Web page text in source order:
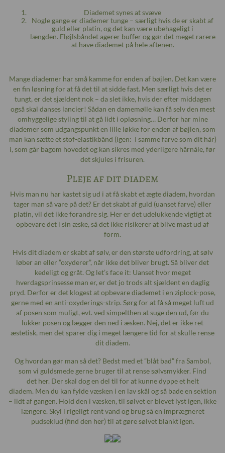
Diademet synes at svæve
Nogle gange er diademer tunge – særligt hvis de er skabt af
guld eller platin, og det kan være ubehageligt i
længden. Fløjlsbåndet agerer buffer og gør det meget rarere
at have diademet på hele aftenen.
Mange diademer har små kamme for enden af bøjlen. Det kan være
en fin løsning for at få det til at sidde fast. Men særligt hvis det er
tungt, er det sjældent nok – da slet ikke, hvis der efter middagen
også skal danses lancier! Sådan en damemølle kan få selv den mest
omhyggelige styling til at gå lidt i opløsning… Derfor har mine
diademer som udgangspunkt en lille løkke for enden af bøjlen, som
man kan sætte et stof-elastikbånd (igen: I samme farve som dit hår)
i, som går bagom hovedet og kan sikres med yderligere hårnåle, før
det skjules i frisuren.
Pleje af dit diadem
Hvis man nu har kastet sig ud i at få skabt et ægte diadem, hvordan
tager man så vare på det? Er det skabt af guld (uanset farve) eller
platin, vil det ikke forandre sig. Her er det udelukkende vigtigt at
opbevare det i sin æske, så det ikke risikerer at blive mast ud af
form.
Hvis dit diadem er skabt af sølv, er den største udfordring, at sølv
løber an eller ”oxyderer”, når ikke det bliver brugt. Så bliver det
kedeligt og gråt. Og let’s face it: Uanset hvor meget
hverdagsprinsesse man er, er det jo trods alt sjældent en daglig
pryd. Derfor er det klogest at opbevare diademet i en ziplock-pose,
gerne med en anti-oxyderings-strip. Sørg for at få så meget luft ud
af posen som muligt, evt. ved simpelthen at suge den ud, før du
lukker posen og lægger den ned i æsken. Nej, det er ikke ret
æstetisk, men det sparer dig i meget længere tid for at skulle rense
dit diadem.
Og hvordan gør man så det? Bedst med et ”blåt bad” fra Sambol,
som vi guldsmede gerne bruger til at rense sølvsmykker. Find
det her. Der skal dog en del til for at kunne dyppe et helt
diadem. Men du kan fylde væsken i en lav skål og så bade en sektion
– lidt af gangen. Hold den i væsken, til sølvet er blevet lyst igen, ikke
længere. Skyl i rigeligt rent vand og brug så en imprægneret
pudseklud (find den her) til at gøre sølvet blankt igen.